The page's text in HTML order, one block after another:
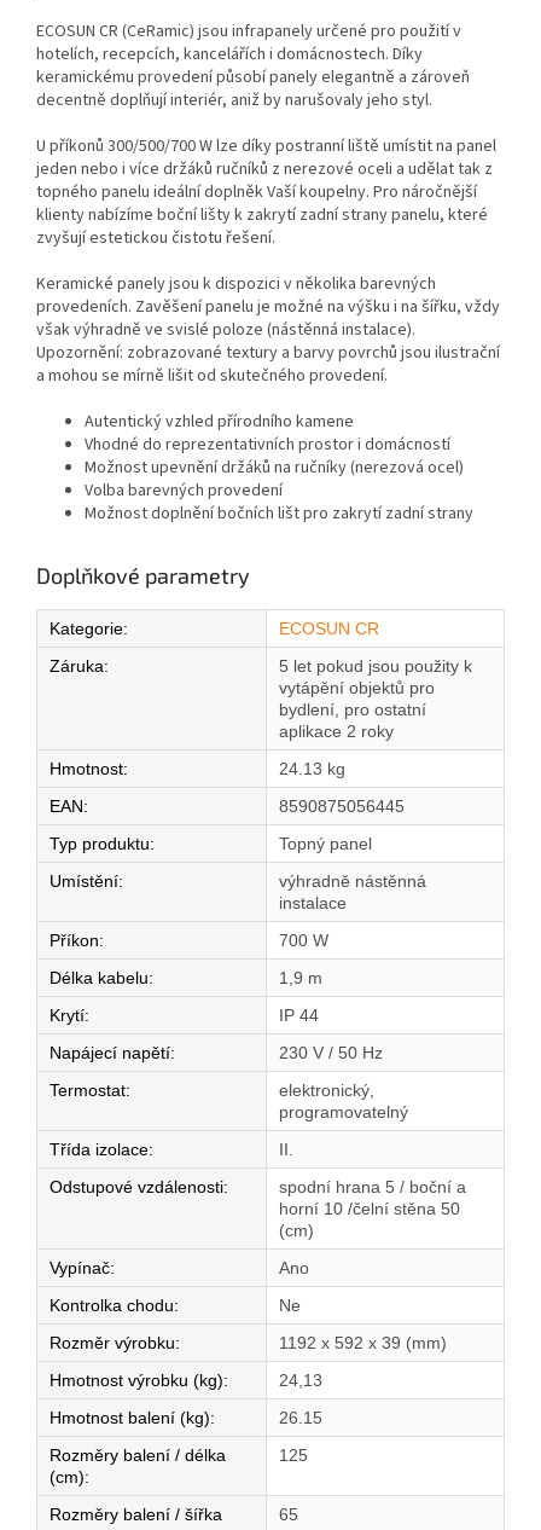
ECOSUN CR (CeRamic) jsou infrapanely určené pro použití v
hotelích, recepcích, kancelářích i domácnostech. Díky
keramickému provedení působí panely elegantně a zároveň
decentně doplňují interiér, aniž by narušovaly jeho styl.
U příkonů 300/500/700 W lze díky postranní liště umístit na panel
jeden nebo i více držáků ručníků z nerezové oceli a udělat tak z
topného panelu ideální doplněk Vaší koupelny. Pro náročnější
klienty nabízíme boční lišty k zakrytí zadní strany panelu, které
zvyšují estetickou čistotu řešení.
Keramické panely jsou k dispozici v několika barevných
provedeních. Zavěšení panelu je možné na výšku i na šířku, vždy
však výhradně ve svislé poloze (nástěnná instalace).
Upozornění: zobrazované textury a barvy povrchů jsou ilustrační
a mohou se mírně lišit od skutečného provedení.
Autentický vzhled přírodního kamene
Vhodné do reprezentativních prostor i domácností
Možnost upevnění držáků na ručníky (nerezová ocel)
Volba barevných provedení
Možnost doplnění bočních lišt pro zakrytí zadní strany
Doplňkové parametry
Kategorie:
ECOSUN CR
Záruka:
5 let pokud jsou použity k
vytápění objektů pro
bydlení, pro ostatní
aplikace 2 roky
Hmotnost:
24.13 kg
EAN:
8590875056445
Typ produktu:
Topný panel
Umístění:
výhradně nástěnná
instalace
Příkon:
700 W
Délka kabelu:
1,9 m
Krytí:
IP 44
Napájecí napětí:
230 V / 50 Hz
Termostat:
elektronický,
programovatelný
Třída izolace:
II.
Odstupové vzdálenosti:
spodní hrana 5 / boční a
horní 10 /čelní stěna 50
(cm)
Vypínač:
Ano
Kontrolka chodu:
Ne
Rozměr výrobku:
1192 x 592 x 39 (mm)
Hmotnost výrobku (kg):
24,13
Hmotnost balení (kg):
26.15
Rozměry balení / délka
(cm):
125
Rozměry balení / šířka
65